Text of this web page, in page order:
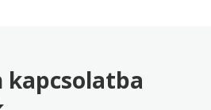
kapcsolatba